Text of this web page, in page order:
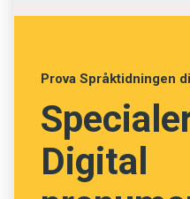
Prova Språktidningen
Digital